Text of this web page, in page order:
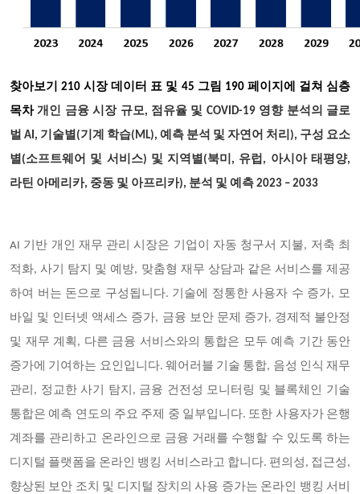
찾아보기
210 시장 데이터 표 및 45 그림 190 페이지에 걸쳐 심층
목차개인 금융 시장 규모, 점유율 및 COVID-19 영향 분석의 글로
벌 AI, 기술별(기계 학습(ML), 예측 분석 및 자연어 처리), 구성 요소
별(소프트웨어 및 서비스) 및 지역별(북미, 유럽, 아시아 태평양,
라틴 아메리카, 중동 및 아프리카), 분석 및 예측 2023 – 2033
AI 기반 개인 재무 관리 시장은 기업이 자동 청구서 지불, 저축 최
적화, 사기 탐지 및 예방, 맞춤형 재무 상담과 같은 서비스를 제공
하여 버는 돈으로 구성됩니다. 기술에 정통한 사용자 수 증가, 모
바일 및 인터넷 액세스 증가, 금융 보안 문제 증가, 경제적 불안정
및 재무 계획, 다른 금융 서비스와의 통합은 모두 예측 기간 동안
증가에 기여하는 요인입니다. 웨어러블 기술 통합, 음성 인식 재무
관리, 정교한 사기 탐지, 금융 건전성 모니터링 및 블록체인 기술
통합은 예측 연도의 주요 주제 중 일부입니다. 또한 사용자가 은행
계좌를 관리하고 온라인으로 금융 거래를 수행할 수 있도록 하는
디지털 플랫폼을 온라인 뱅킹 서비스라고 합니다. 편의성, 접근성,
향상된 보안 조치 및 디지털 장치의 사용 증가는 온라인 뱅킹 서비